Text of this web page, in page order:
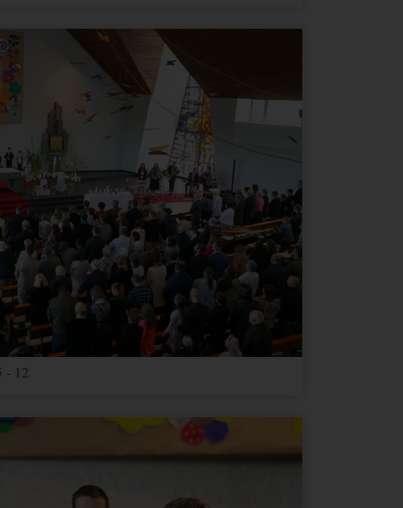
- 12
Andere youtube.com
Ablauf Anbieter
2 Jahre HTML Google
1 Tag
HTML Google
1 Tag
HTML Google
2 Jahre HTML Google
dies
HTML Google